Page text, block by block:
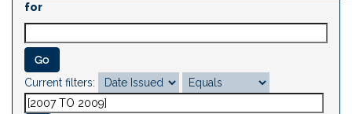
for
Current filters: